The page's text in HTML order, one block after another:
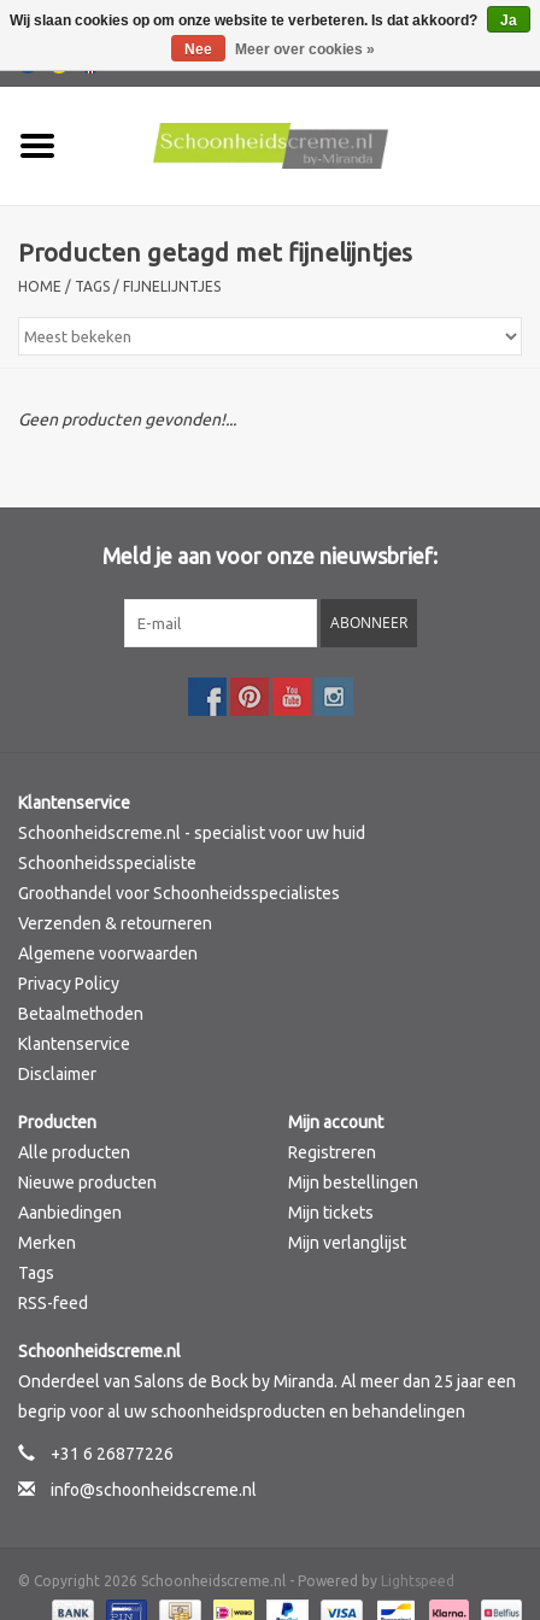
Producten
Huidproblemen
Pascaud
Fusion Meso
PCA SKINCARE
Ekseption Skincare
Blog
Merken
Producten getagd met fijnelijntjes
HOME / TAGS / FIJNELIJNTJES
Geen producten gevonden!...
Meld je aan voor onze nieuwsbrief:
ABONNEER
Klantenservice
Schoonheidscreme.nl - specialist voor uw huid
Schoonheidsspecialiste
Groothandel voor Schoonheidsspecialistes
Verzenden & retourneren
Algemene voorwaarden
Privacy Policy
Betaalmethoden
Klantenservice
Disclaimer
Producten
Alle producten
Nieuwe producten
Aanbiedingen
Merken
Tags
RSS-feed
Mijn account
Registreren
Mijn bestellingen
Mijn tickets
Mijn verlanglijst
Schoonheidscreme.nl
Onderdeel van Salons de Bock by Miranda. Al meer dan 25 jaar een
begrip voor al uw schoonheidsproducten en behandelingen
+31 6 26877226
info@schoonheidscreme.nl
© Copyright 2026 Schoonheidscreme.nl - Powered by Lightspeed
Wij slaan cookies op om onze website te verbeteren. Is dat akkoord?
Ja
Nee
Meer over cookies »